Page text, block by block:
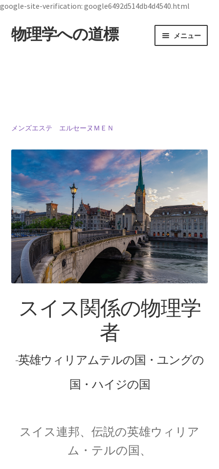
google-site-verification: google6492d514db4d4540.html
ナ
ビ
ス
ッ
プ
コ
ン
ッ
物理学への道標 メニュー
【1928年7月28日 ～1990年10月1日】— 量子世界
の常識を問い直した理論物理学者 —
デモクリトス
【インドまで出かけて見聞を広め、
原子・統計を始めた賢人】
【謎に満ちた数と幾何学の創始者】
フォン・ノイマン
【映画作品「博士の異常な愛情」のモデル‗ノ
【 医学の視点から光の波動説を発展｜三原色の提唱】
メンズエステ エルセーヌＭＥＮ
スイス関係の物理学
者
-英雄ウィリアムテルの国・ユングの
国・ハイジの国
スイス連邦、伝説の英雄ウィリア
ム・テルの国、